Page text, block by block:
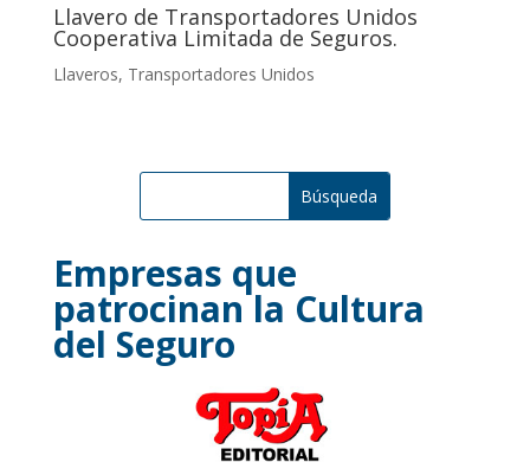
Llavero de Transportadores Unidos
Cooperativa Limitada de Seguros.
Llaveros, Transportadores Unidos
Empresas que
patrocinan la Cultura
del Seguro